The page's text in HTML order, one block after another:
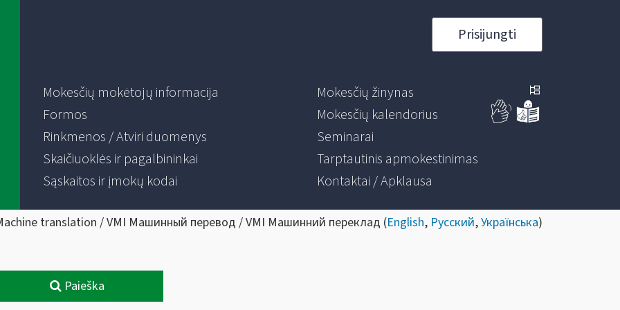
Prisijungti
Mokesčių mokėtojų informacija
Formos
Rinkmenos / Atviri duomenys
Skaičiuoklės ir pagalbininkai
Sąskaitos ir įmokų kodai
Mokesčių žinynas
Mokesčių kalendorius
Seminarai
Tarptautinis apmokestinimas
Kontaktai / Apklausa
translation / VMI Машинный перевод / VMI Машинний переклад (English, Русский,Українська)
Paieška